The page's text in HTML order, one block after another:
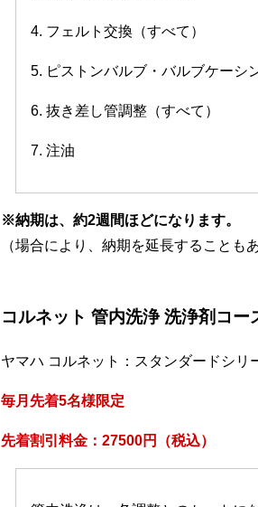
4. フェルト交換（すべて）
5. ピストンバルブ・バルブケーシ
6. 抜き差し管調整（すべて）
7. 注油
※納期は、約2週間ほどになります。
（場合により、納期を延長することも
コルネット 管内洗浄 洗浄剤コー
ヤマハ コルネット：スタンダードシリ
毎月先着5名様限定
先着割引料金：27500円（税込）